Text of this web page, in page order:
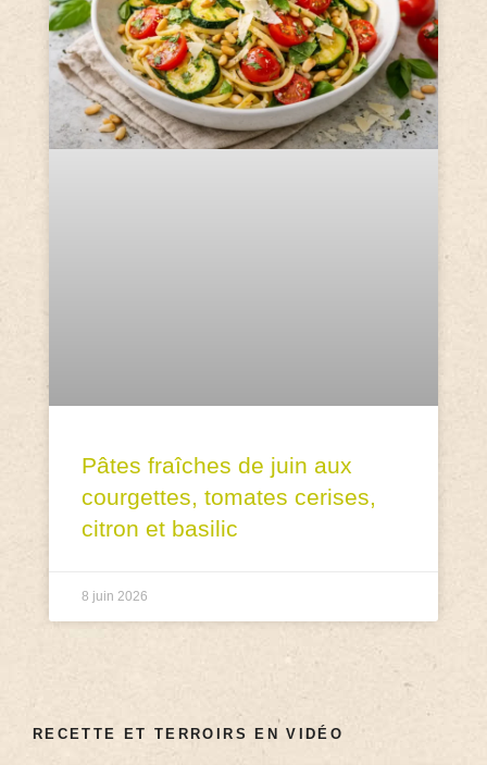
Pâtes fraîches de juin aux
courgettes, tomates cerises,
citron et basilic
8 juin 2026
RECETTE ET TERROIRS EN VIDÉO